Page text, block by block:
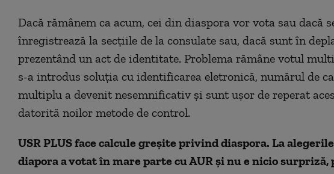
Dacă rămânem ca acum, cei din diaspora vor vota sau dacă
înregistrează la secțiile de la consulate sau, dacă sunt în
prezentând un act de identitate. Problema rămâne votul
s-a introdus soluția cu identificarea eletronică, numărul de
multiplu a devenit nesemnificativ și sunt ușor de reperat
datorită noilor metode de control.
USR PLUS face calcule greșite privind diaspora. La
diapora a votat în mare parte cu AUR și nu e nicio surpriză,